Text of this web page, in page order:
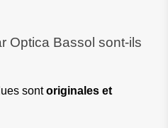
Optica Bassol sont-ils
sont originales et